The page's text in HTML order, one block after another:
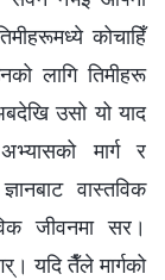
कोचाहिँ
लागि तिमीहरू
उसो यो याद
मार्ग र
वास्तविक
जीवनमा सर।
यदि तैँले मार्गको